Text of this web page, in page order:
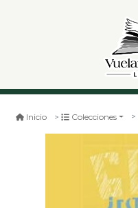
Inicio Colecciones